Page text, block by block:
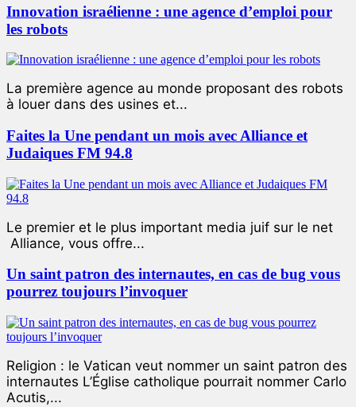
Innovation israélienne : une agence d’emploi pour
les robots
La première agence au monde proposant des robots
à louer dans des usines et...
Faites la Une pendant un mois avec Alliance et
Judaiques FM 94.8
Le premier et le plus important media juif sur le net
Alliance, vous offre...
Un saint patron des internautes, en cas de bug vous
pourrez toujours l’invoquer
Religion : le Vatican veut nommer un saint patron des
internautes L’Église catholique pourrait nommer Carlo
Acutis,...